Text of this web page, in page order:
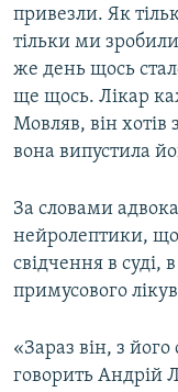
привезли. Як
тільки ми
же день щось
ще щось. Лікар
Мовляв, він
вона випустила
За словами
нейролептики,
свідчення в суді,
примусового
«Зараз він, з його
говорить Андрій